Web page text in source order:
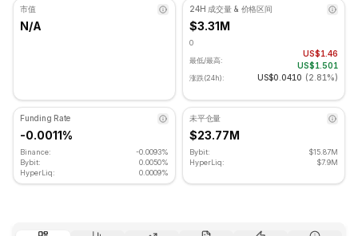
市值
N/A
24H 成交量 & 价格区间
$3.31M
0
最低/最高:
US$1.46
US$1.501
涨跌(24h): US$0.0410 (2.81%)
Funding Rate
-0.0011%
Binance:
-0.0093%
Bybit:
0.0050%
HyperLiq:
0.0009%
未平仓量
$23.77M
Bybit:
$15.87M
HyperLiq:
$7.9M